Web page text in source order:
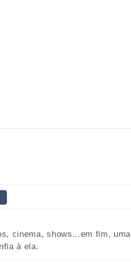
cinema, shows...em fim, uma
à ela.